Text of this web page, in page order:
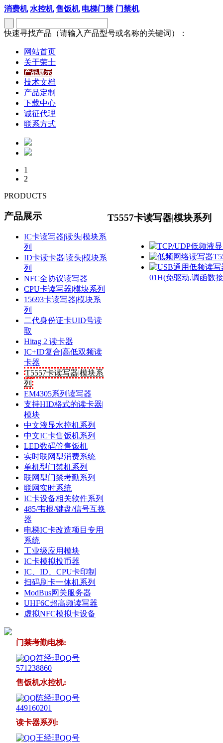
消费机 水控机 售饭机 电梯门禁 门禁机
快速寻找产品（请输入产品型号或名称的关键词）：
网站首页
关于荣士
产品展示
技术文档
产品定制
下载中心
诚征代理
联系方式
1
2
PRODUCTS
产品展示
IC卡读写器|读头|模块系
列
ID卡读卡器|读头|模块系
列
NFC全协议读写器
CPU卡读写器|模块系列
15693卡读写器|模块系
列
二代身份证卡UID号读
取
Hitag 2 读卡器
IC+ID复合|高低双频读
卡器
T5557卡读写器|模块系
列
EM4305系列读写器
支持HID格式的读卡器|
模块
中文液显水控机系列
中文IC卡售饭机系列
LED数码管售饭机
实时联网型消费系统
单机型门禁机系列
联网型门禁考勤系列
联网实时系统
IC卡设备相关软件系列
485/韦根/键盘/信号互换
器
电梯IC卡改造项目专用
系统
工业级应用模块
IC卡模拟投币器
IC、ID、CPU卡印制
扫码刷卡一体机系列
ModBus网关服务器
UHF6C超高频读写器
虚拟NFC模拟卡设备
门禁考勤电梯:
符经理QQ号
571238860
售饭机水控机:
陈经理QQ号
449160201
读卡器系列:
王经理QQ号
T5557卡读写器|模块系列
01H(免驱动,调函数